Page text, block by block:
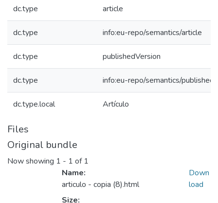
dc.type article
dc.type info:eu-repo/semantics/article
dc.type publishedVersion
dc.type info:eu-repo/semantics/
dc.type.local Artículo
Files
Original bundle
Now showing 1 - 1 of 1
Name:
articulo - copia (8).html
Size:
Down
load